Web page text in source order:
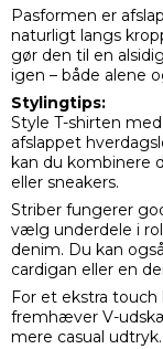
Pasformen er
naturligt langs
gør den til en
igen – både alene
Stylingtips:
Style T-shirten
afslappet
kan du kombinere
eller sneakers.
Striber fungerer
vælg underdele i
denim. Du kan
cardigan eller en
For et ekstra
fremhæver V-
mere casual udtryk.